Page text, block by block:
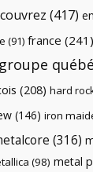
(417)
(91) france (241)
groupe
(208) hard
(146) iron
(316)
(98) metal